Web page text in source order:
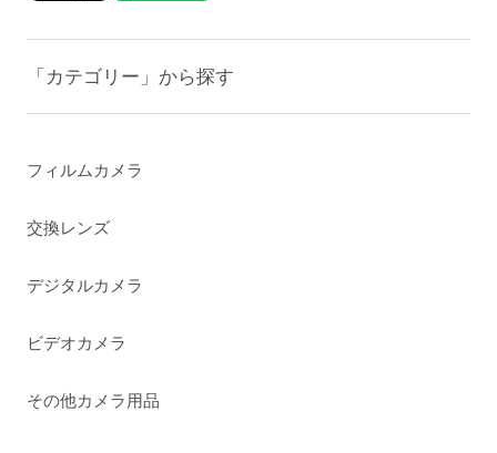
「カテゴリー」から探す
フィルムカメラ
交換レンズ
デジタルカメラ
ビデオカメラ
その他カメラ用品